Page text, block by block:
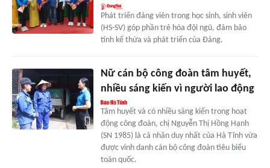
Phát triển đảng viên trong học sinh, sinh viên
(HS-SV) góp phần trẻ hóa đội ngũ, đảm bảo
tính kế thừa và phát triển của Đảng.
Nữ cán bộ công đoàn tâm huyết,
nhiều sáng kiến vì người lao động
Tâm huyết và có nhiều sáng kiến trong hoạt
động công đoàn, chị Nguyễn Thị Hồng Hạnh
(SN 1985) là cá nhân duy nhất của Hà Tĩnh vừa
được vinh danh cán bộ công đoàn tiêu biểu
toàn quốc.